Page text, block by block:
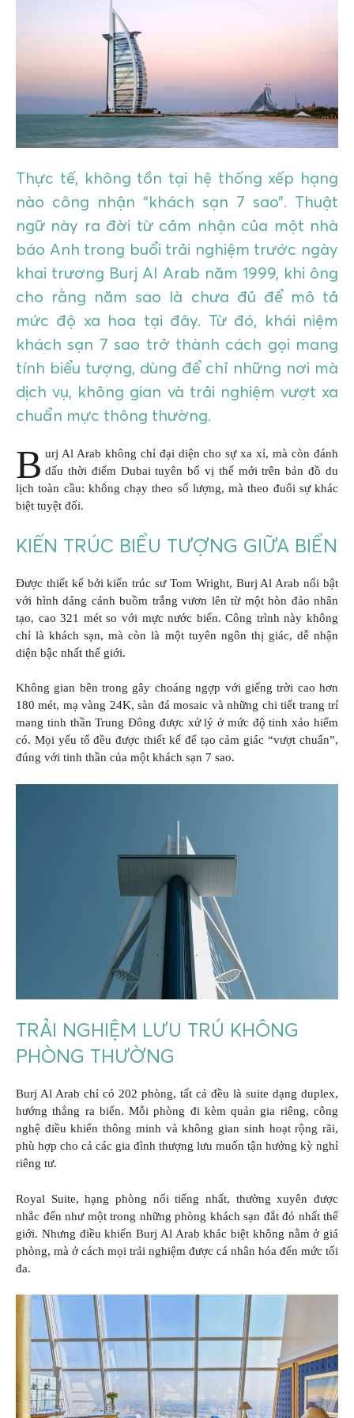
KỲ NGHỈ & ĐIỂM ĐẾN
QUÀ TẶNG & SỰ KIỆN
Thực tế, không tồn tại hệ thống xếp hạng
nào công nhận “khách sạn 7 sao”. Thuật
ngữ này ra đời từ cảm nhận của một nhà
báo Anh trong buổi trải nghiệm trước ngày
khai trương Burj Al Arab năm 1999, khi ông
cho rằng năm sao là chưa đủ để mô tả
mức độ xa hoa tại đây. Từ đó, khái niệm
khách sạn 7 sao trở thành cách gọi mang
tính biểu tượng, dùng để chỉ những nơi mà
dịch vụ, không gian và trải nghiệm vượt xa
chuẩn mực thông thường.
B urj Al Arab không chỉ đại diện cho sự xa xỉ, mà còn đánh
dấu thời điểm Dubai tuyên bố vị thế mới trên bản đồ du
lịch toàn cầu: không chạy theo số lượng, mà theo đuổi sự khác
biệt tuyệt đối.
KIẾN TRÚC BIỂU TƯỢNG GIỮA BIỂN
Được thiết kế bởi kiến trúc sư Tom Wright, Burj Al Arab nổi bật
với hình dáng cánh buồm trắng vươn lên từ một hòn đảo nhân
tạo, cao 321 mét so với mực nước biển. Công trình này không
chỉ là khách sạn, mà còn là một tuyên ngôn thị giác, dễ nhận
diện bậc nhất thế giới.
Không gian bên trong gây choáng ngợp với giếng trời cao hơn
180 mét, mạ vàng 24K, sàn đá mosaic và những chi tiết trang trí
mang tinh thần Trung Đông được xử lý ở mức độ tinh xảo hiếm
có. Mọi yếu tố đều được thiết kế để tạo cảm giác “vượt chuẩn”,
đúng với tinh thần của một khách sạn 7 sao.
TRẢI NGHIỆM LƯU TRÚ KHÔNG
PHÒNG THƯỜNG
Burj Al Arab chỉ có 202 phòng, tất cả đều là suite dạng duplex,
hướng thẳng ra biển. Mỗi phòng đi kèm quản gia riêng, công
nghệ điều khiển thông minh và không gian sinh hoạt rộng rãi,
phù hợp cho cả các gia đình thượng lưu muốn tận hưởng kỳ nghỉ
riêng tư.
Royal Suite, hạng phòng nổi tiếng nhất, thường xuyên được
nhắc đến như một trong những phòng khách sạn đắt đỏ nhất thế
giới. Nhưng điều khiến Burj Al Arab khác biệt không nằm ở giá
phòng, mà ở cách mọi trải nghiệm được cá nhân hóa đến mức tối
đa.